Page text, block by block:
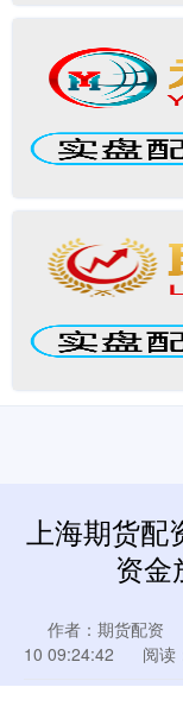
上海期货配
资金
作者：期货配资
10 09:24:42
阅读